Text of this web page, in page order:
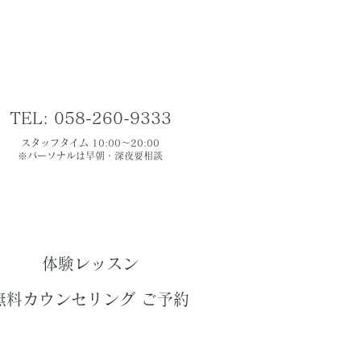
TEL: 058-260-9333
スタッフタイム 10:00～20:00
​※パーソナルは早朝・深夜要相談
​体験レッスン
料カウンセリング ご予約